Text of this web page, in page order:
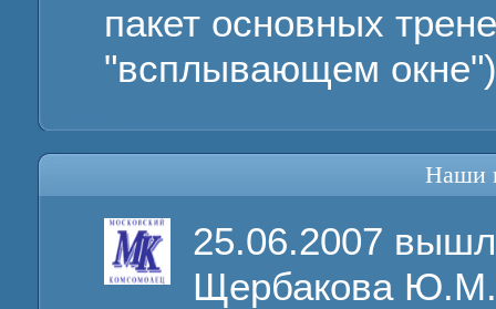
пакет основных
"всплывающем
Наши
25.06.2007
Щербакова